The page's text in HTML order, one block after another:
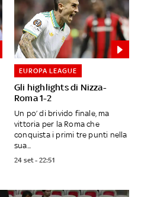
Gli highlights di Nizza-
Roma 1-2
EUROPA LEAGUE
Un po’ di brivido finale, ma
vittoria per la Roma che
conquista i primi tre punti nella
sua...
24 set - 22:51